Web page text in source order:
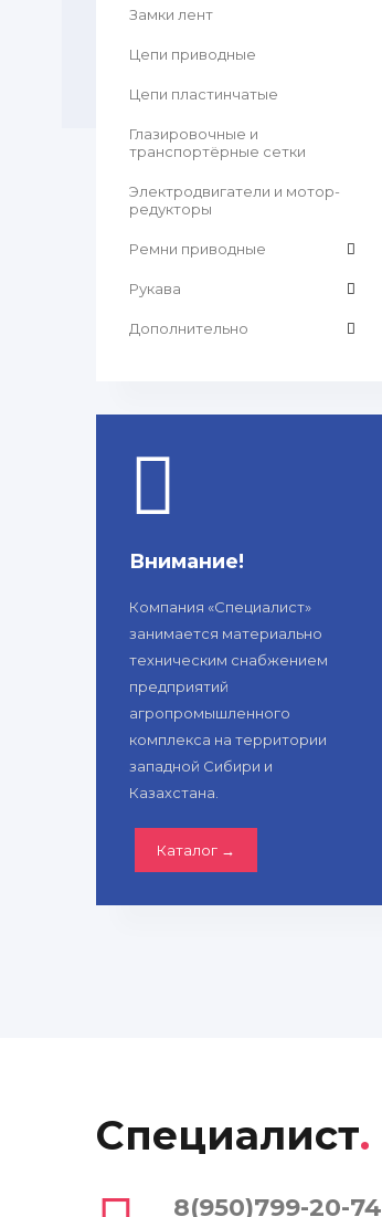
Замки лент
Цепи приводные
Цепи пластинчатые
Глазировочные и
транспортёрные сетки
Электродвигатели и мотор-
редукторы
Ремни приводные
Рукава
Дополнительно
Внимание!
Компания «Специалист»
занимается материально
техническим снабжением
предприятий
агропромышленного
комплекса на территории
западной Сибири и
Казахстана.
Каталог →
Специалист.
8(950)799-20-74